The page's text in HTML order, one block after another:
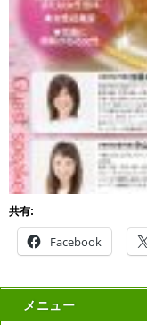
共有:
Facebook
メニュー